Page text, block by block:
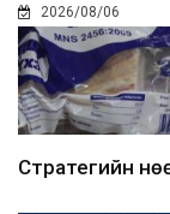
2026/08/06
Стратегийн